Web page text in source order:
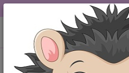
DOPRAVA OD 49,-
CZK
+420 777259248
po-pá 6-18 hod